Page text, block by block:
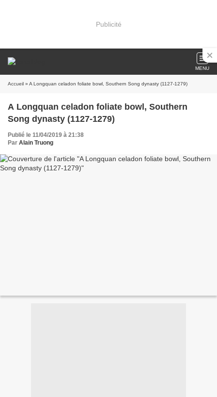
Publicité
MENU
Accueil » A Longquan celadon foliate bowl, Southern Song dynasty (1127-1279)
A Longquan celadon foliate bowl, Southern
Song dynasty (1127-1279)
Publié le 11/04/2019 à 21:38
Par Alain Truong